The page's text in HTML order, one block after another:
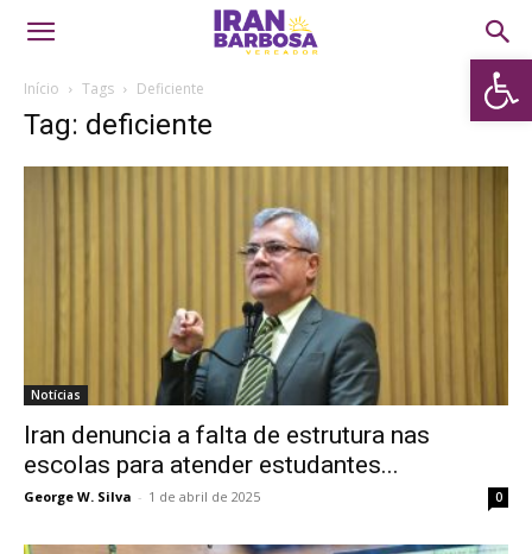
Abrir
Início Tags Deficiente
Tag: deficiente
Notícias
​Iran denuncia a falta de estrutura nas
escolas para atender estudantes...
George W. Silva - 1 de abril de 2025 0